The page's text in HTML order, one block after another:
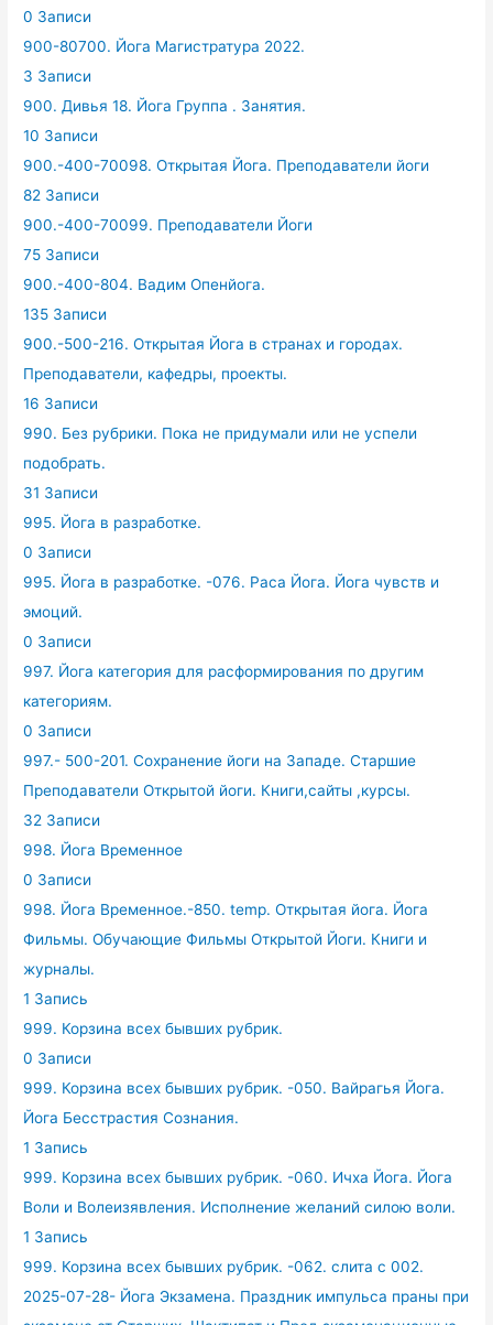
0 Записи
900-80700. Йога Магистратура 2022.
3 Записи
900. Дивья 18. Йога Группа . Занятия.
10 Записи
900.-400-70098. Открытая Йога. Преподаватели йоги
82 Записи
900.-400-70099. Преподаватели Йоги
75 Записи
900.-400-804. Вадим Опенйога.
135 Записи
900.-500-216. Открытая Йога в странах и городах.
Преподаватели, кафедры, проекты.
16 Записи
990. Без рубрики. Пока не придумали или не успели
подобрать.
31 Записи
995. Йога в разработке.
0 Записи
995. Йога в разработке. -076. Раса Йога. Йога чувств и
эмоций.
0 Записи
997. Йога категория для расформирования по другим
категориям.
0 Записи
997.- 500-201. Сохранение йоги на Западе. Старшие
Преподаватели Открытой йоги. Книги,сайты ,курсы.
32 Записи
998. Йога Временное
0 Записи
998. Йога Временное.-850. temp. Открытая йога. Йога
Фильмы. Обучающие Фильмы Открытой Йоги. Книги и
журналы.
1 Запись
999. Корзина всех бывших рубрик.
0 Записи
999. Корзина всех бывших рубрик. -050. Вайрагья Йога.
Йога Бесстрастия Сознания.
1 Запись
999. Корзина всех бывших рубрик. -060. Ичха Йога. Йога
Воли и Волеизявления. Исполнение желаний силою воли.
1 Запись
999. Корзина всех бывших рубрик. -062. слита с 002.
2025-07-28- Йога Экзамена. Праздник импульса праны при